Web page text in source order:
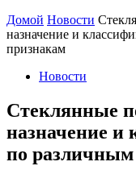
Домой Новости
назначение и
признакам
Новости
Стеклянные
назначение и
по